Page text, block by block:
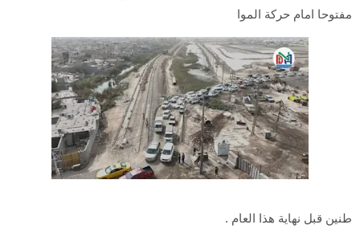
مفتوحا امام حركة الموا
طنين قبل نهاية هذا العام .